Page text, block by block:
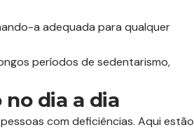
a adequada para qualquer
períodos de sedentarismo,
dia a dia
com deficiências. Aqui estão